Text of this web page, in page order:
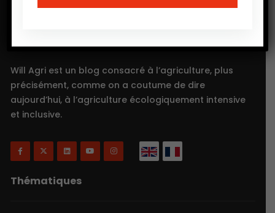
Will Agri est un blog consacré à l’agriculture, plus
précisément, comme on a coutume de dire
aujourd’hui, à l’agriculture écologiquement intensive
et inclusive.
Thématiques